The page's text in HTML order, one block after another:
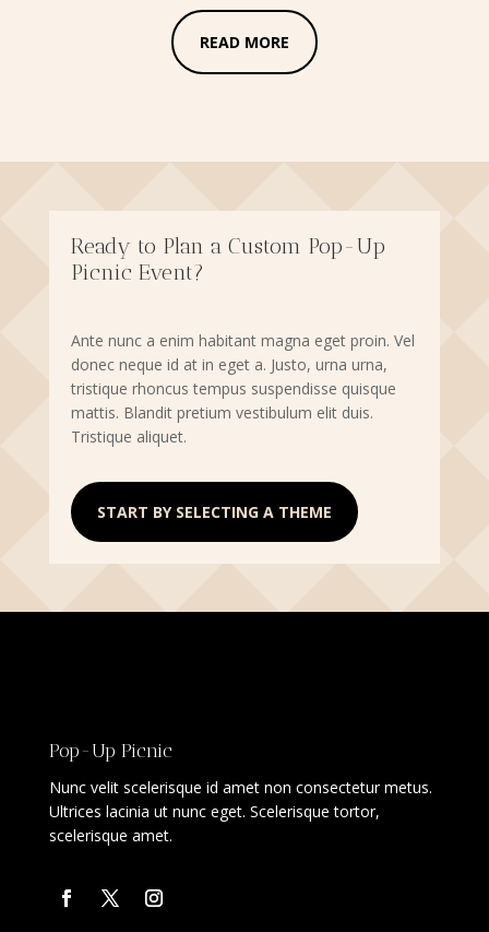
READ MORE
Ready to Plan a Custom Pop-Up
Picnic Event?
Ante nunc a enim habitant magna eget proin. Vel
donec neque id at in eget a. Justo, urna urna,
tristique rhoncus tempus suspendisse quisque
mattis. Blandit pretium vestibulum elit duis.
Tristique aliquet.
START BY SELECTING A THEME
Pop-Up Picnic
Nunc velit scelerisque id amet non consectetur metus.
Ultrices lacinia ut nunc eget. Scelerisque tortor,
scelerisque amet.